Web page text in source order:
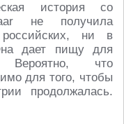
история со
не получила
ни в
дает пищу для
Вероятно, что
для того, чтобы
продолжалась.